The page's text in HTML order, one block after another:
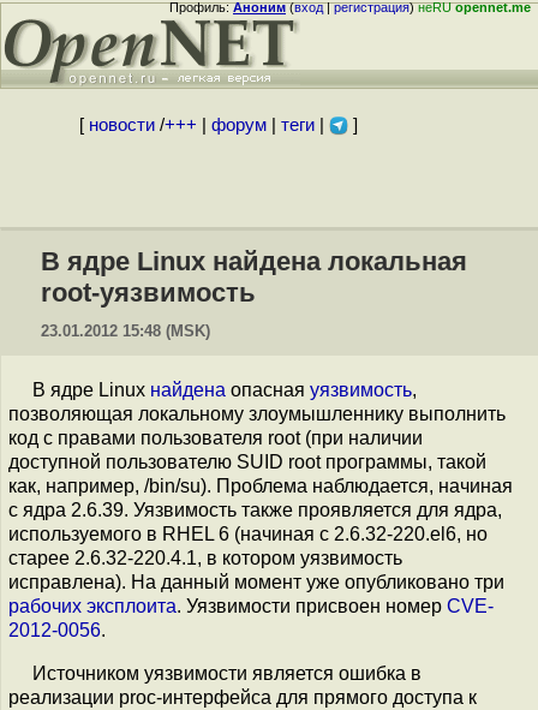
Профиль:Аноним(вход|регистрация)неRUopennet.me
[ новости/+++ форум| теги| ]
В ядре Linux найдена локальная
root-уязвимость
23.01.2012 15:48 (MSK)
В ядре Linux найдена опасная уязвимость,
позволяющая локальному злоумышленнику выполнить
код с правами пользователя root (при наличии
доступной пользователю SUID root программы, такой
как, например, /bin/su). Проблема наблюдается, начиная
с ядра 2.6.39. Уязвимость также проявляется для ядра,
используемого в RHEL 6 (начиная с 2.6.32-220.el6, но
старее 2.6.32-220.4.1, в котором уязвимость
исправлена). На данный момент уже опубликовано три
рабочих эксплоита. Уязвимости присвоен номер CVE-
2012-0056.
Источником уязвимости является ошибка в
реализации proc-интерфейса для прямого доступа к